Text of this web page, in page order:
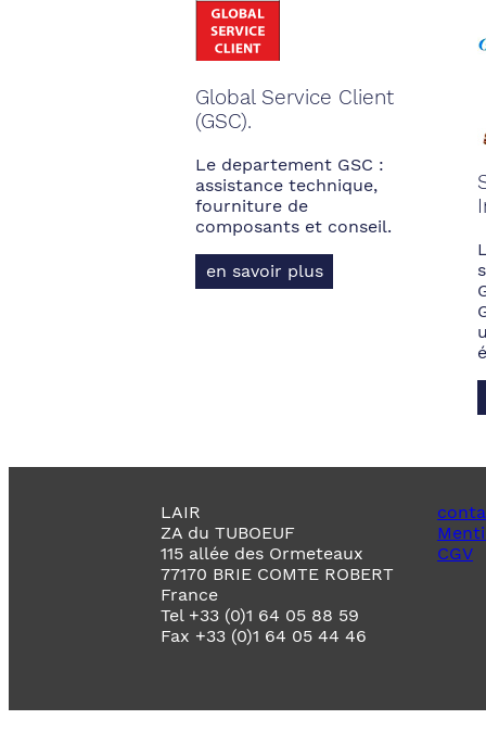
Global Service Client
(GSC).
Le departement GSC :
assistance technique,
fourniture de
composants et conseil.
en savoir plus
LAIR
ZA du TUBOEUF
115 allée des Ormeteaux
77170 BRIE COMTE ROBERT
France
Tel +33 (0)1 64 05 88 59
Fax +33 (0)1 64 05 44 46
CGV